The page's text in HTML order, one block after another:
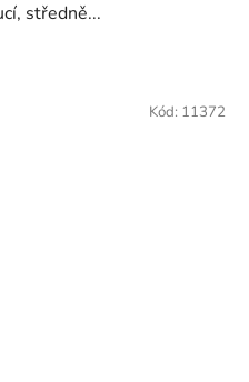
středně...
Kód: 11372